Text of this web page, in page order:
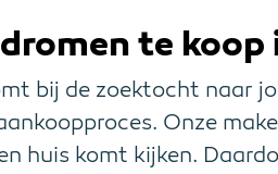
te
bij de zoektocht naar
Onze
huis komt kijken.